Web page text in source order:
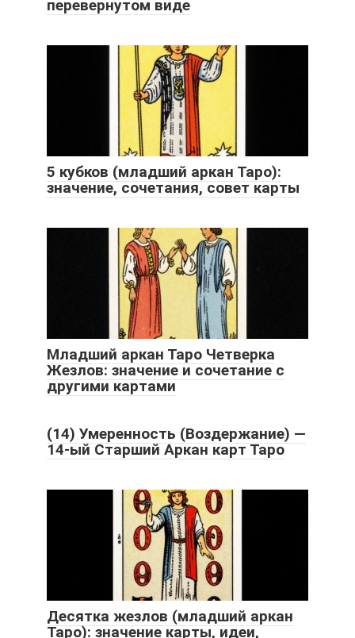
перевернутом виде
5 кубков (младший аркан Таро):
значение, сочетания, совет карты
Младший аркан Таро Четверка
Жезлов: значение и сочетание с
другими картами
(14) Умеренность (Воздержание) —
14-ый Старший Аркан карт Таро
Десятка жезлов (младший аркан
Таро): значение карты, идеи,